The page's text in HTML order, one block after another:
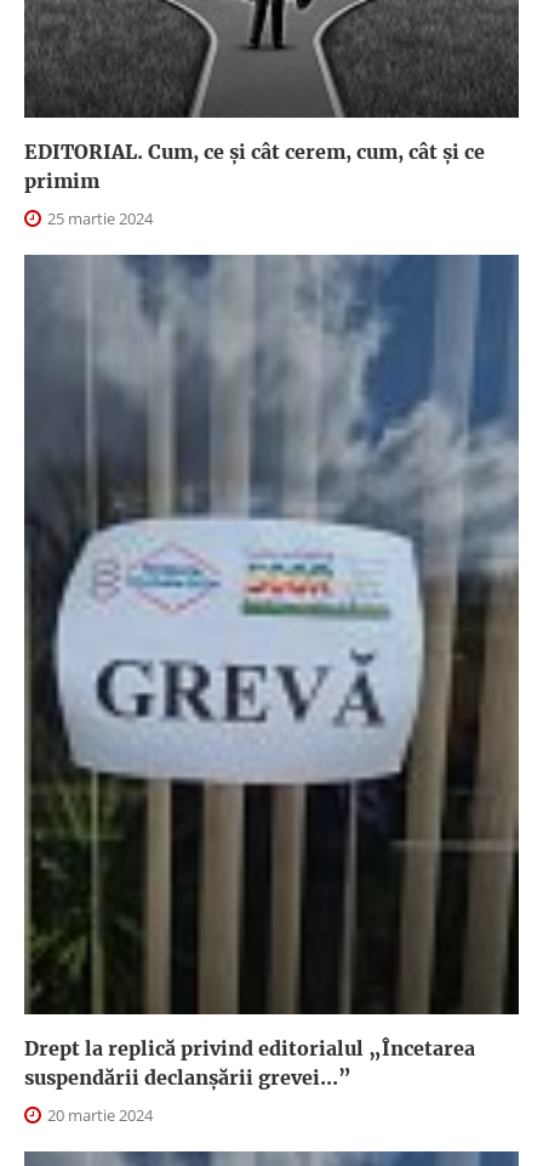
EDITORIAL. Cum, ce şi cât cerem, cum, cât şi ce
primim
25 martie 2024
Drept la replică privind editorialul „Încetarea
suspendării declanşării grevei...”
20 martie 2024